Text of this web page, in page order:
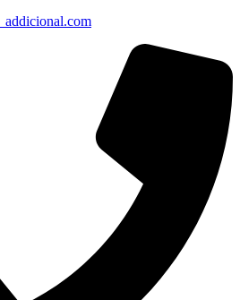
addicional.com